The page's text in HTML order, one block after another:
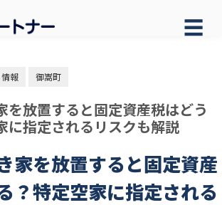
☰
報 御嵩町
を放置すると固定資産税はどう
に指定されるリスクも解説
家を放置すると固定資産
？特定空家に指定される